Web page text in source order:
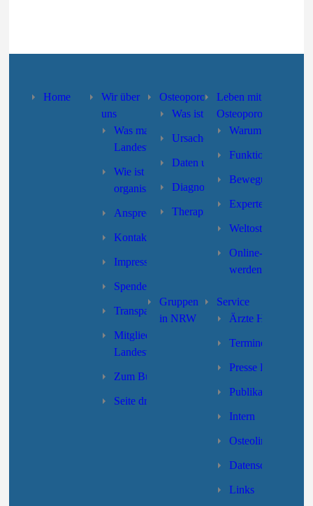
Home
Wir über
uns
Was macht der
Landesverband?
Wie ist der Landesverband
organisiert?
Ansprechpartner/innen
Kontakt
Impressum
Spenden
Transparenz
Mitgliedschaft des
Landesverbandes
Zum Bundesverband
Seite drucken
Osteoporose
Was ist Osteoporose?
Ursachen und Risikofaktoren
Daten und Fakten
Diagnose
Therapie
Leben mit
Osteoporose
Warum Selbsthilfe
Funktionstraining
Bewegung/
Expertensuche
Online-Formular
werden”
Gruppen
in NRW
Service
Ärzte Hotline
Termine
Presse LV-NRW
Publikationen
Intern
Osteolino
Links